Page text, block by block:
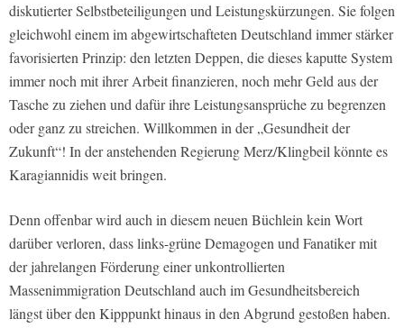
diskutierter Selbstbeteiligungen und Leistungskürzungen. Sie folgen
gleichwohl einem im abgewirtschafteten Deutschland immer stärker
favorisierten Prinzip: den letzten Deppen, die dieses kaputte System
immer noch mit ihrer Arbeit finanzieren, noch mehr Geld aus der
Tasche zu ziehen und dafür ihre Leistungsansprüche zu begrenzen
oder ganz zu streichen. Willkommen in der „Gesundheit der
Zukunft“! In der anstehenden Regierung Merz/Klingbeil könnte es
Karagiannidis weit bringen.
Denn offenbar wird auch in diesem neuen Büchlein kein Wort
darüber verloren, dass links-grüne Demagogen und Fanatiker mit
der jahrelangen Förderung einer unkontrollierten
Massenimmigration Deutschland auch im Gesundheitsbereich
längst über den Kipppunkt hinaus in den Abgrund gestoßen haben.